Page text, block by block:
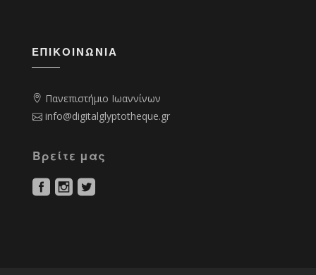
ΕΠΙΚΟΙΝΩΝΊΑ
Πανεπιστήμιο Ιωαννίνων
info@digitalglyptotheque.gr
Βρείτε μας